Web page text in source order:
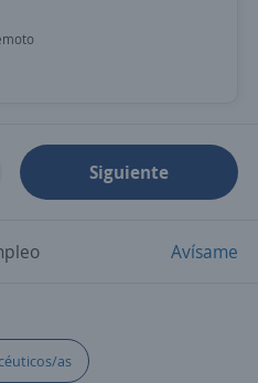
Siguiente
Avísame
as